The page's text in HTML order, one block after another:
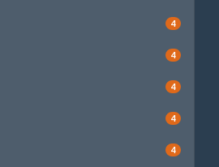
4
4
4
4
4